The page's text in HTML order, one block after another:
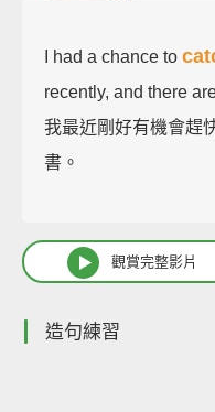
I had a chance to
recently, and there
我最近剛好有機會趕
書。
觀賞完整影片
造句練習